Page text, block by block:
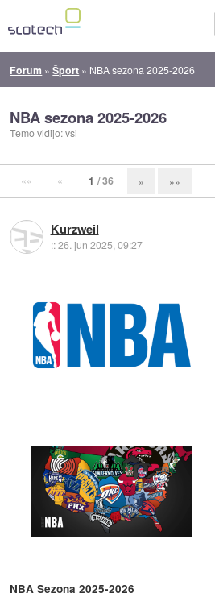
Forum »Šport » NBA sezona 2025-2026
NBA sezona 2025-2026
Temo vidijo: vsi
«« « 1 / 36 » »»
Kurzweil
::26. jun 2025, 09:27
NBA Sezona 2025-2026